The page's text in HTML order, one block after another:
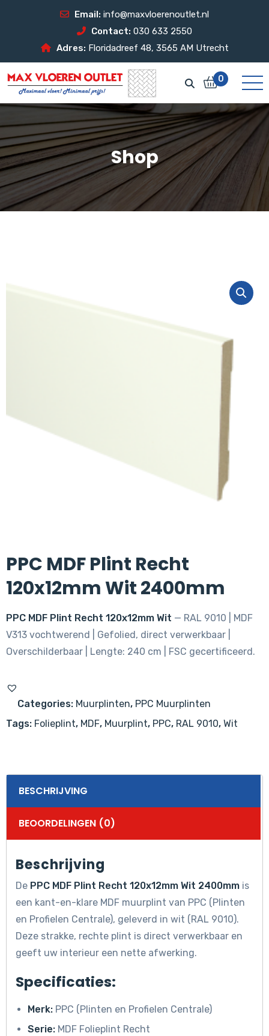
Email: info@maxvloerenoutlet.nl
Contact: 030 633 2550
Adres: Floridadreef 48, 3565 AM Utrecht
0
Shop
PPC MDF Plint Recht
120x12mm Wit 2400mm
PPC MDF Plint Recht 120x12mm Wit — RAL 9010 | MDF
V313 vochtwerend | Gefolied, direct verwerkbaar |
Overschilderbaar | Lengte: 240 cm | FSC gecertificeerd.
Categories: Muurplinten, PPC Muurplinten
Tags: Folieplint, MDF, Muurplint, PPC, RAL 9010, Wit
BESCHRIJVING
BEOORDELINGEN (0)
Beschrijving
De PPC MDF Plint Recht 120x12mm Wit 2400mm is
een kant-en-klare MDF muurplint van PPC (Plinten
en Profielen Centrale), geleverd in wit (RAL 9010).
Deze strakke, rechte plint is direct verwerkbaar en
geeft uw interieur een nette afwerking.
Specificaties:
Merk: PPC (Plinten en Profielen Centrale)
Serie: MDF Folieplint Recht